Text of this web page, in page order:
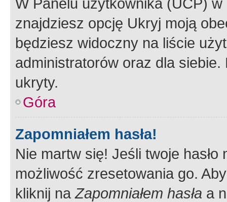
znajdziesz opcję Ukryj moją
będziesz widoczny na liście
administratorów oraz dla
ukryty.
Góra
Zapomniałem hasła!
Nie martw się! Jeśli twoje
możliwość zresetowania go.
kliknij naZapomniałem hasła a